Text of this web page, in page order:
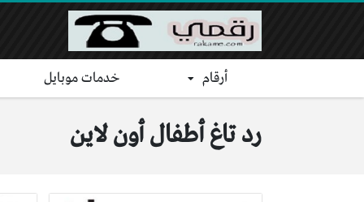
أرقام خدمات موبايل
رد تاغ أطفال أون لاين